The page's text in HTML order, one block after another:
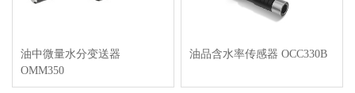
油中微量水分变送器
OMM350
油品含水率传感器 OCC330B